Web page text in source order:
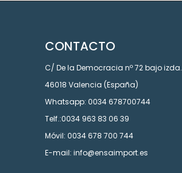
CONTACTO
C/ De la Democracia nº 72 bajo izda.
46018 Valencia (España)
Whatsapp: 0034 678700744
Telf.:0034 963 83 06 39
Móvil: 0034 678 700 744
E-mail: info@ensaimport.es